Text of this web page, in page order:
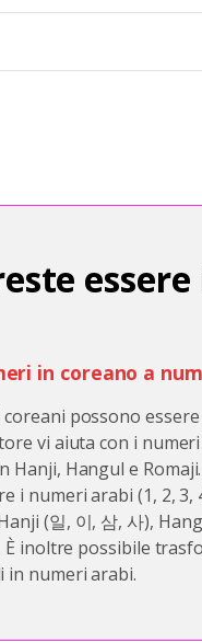
in coreano a
possono
vi aiuta con i
Hanji, Hangul e
i numeri arabi (1, 2, 3,
(일, 이, 삼, 사),
È inoltre possibile
in numeri arabi.